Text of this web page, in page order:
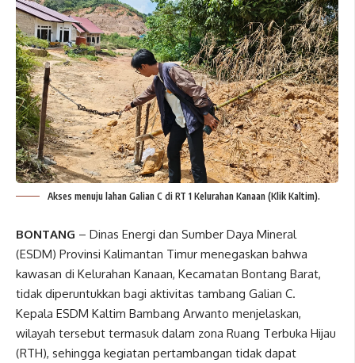
Akses menuju lahan Galian C di RT 1 Kelurahan Kanaan (Klik Kaltim).
BONTANG – Dinas Energi dan Sumber Daya Mineral
(ESDM) Provinsi Kalimantan Timur menegaskan bahwa
kawasan di Kelurahan Kanaan, Kecamatan Bontang Barat,
tidak diperuntukkan bagi aktivitas tambang Galian C.
Kepala ESDM Kaltim Bambang Arwanto menjelaskan,
wilayah tersebut termasuk dalam zona Ruang Terbuka Hijau
(RTH), sehingga kegiatan pertambangan tidak dapat